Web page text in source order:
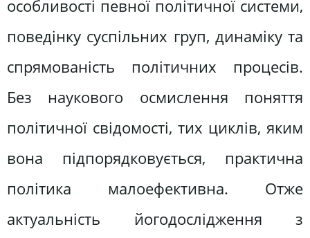
особливості певної політичної системи,
поведінку суспільних груп, динаміку та
спрямованість політичних процесів.
Без наукового осмислення поняття
політичної свідомості, тих циклів, яким
вона підпорядковується, практична
політика малоефективна. Отже
актуальність йогодослідження з